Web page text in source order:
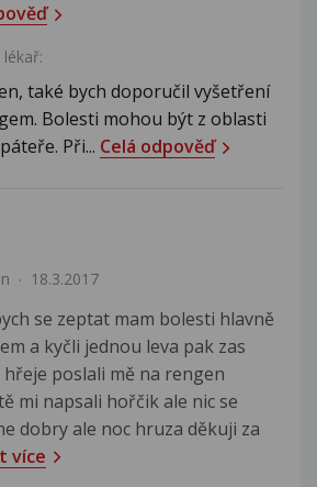
také bych doporučil vyšetření
Bolesti mohou být z oblasti
Při... Celá odpověď
18.3.2017
se zeptat mam bolesti hlavně
a kyčli jednou leva pak zas
poslali mě na rengen
mi napsali hořčik ale nic se
dobry ale noc hruza děkuji za
více